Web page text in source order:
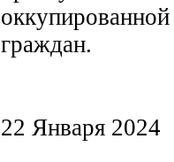
граждан.
22 Января 2024